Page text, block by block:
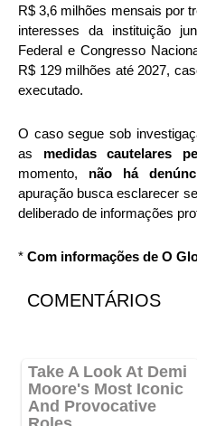
R$ 3,6 milhões mensais por
interesses da instituição
Federal e Congresso
R$ 129 milhões até 2027,
executado.
O caso segue sob
as medidas cautelares
momento, não há
apuração busca esclarecer
deliberado de informações
* Com informações de O
COMENTÁRIOS